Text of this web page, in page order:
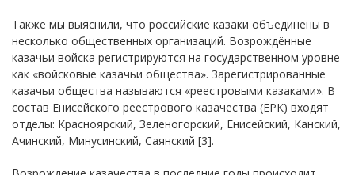
Также мы выяснили, что российские казаки объединены в
несколько общественных организаций. Возрождённые
казачьи войска регистрируются на государственном уровне
как «войсковые казачьи общества». Зарегистрированные
казачьи общества называются «реестровыми казаками». В
состав Енисейского реестрового казачества (ЕРК) входят
отделы: Красноярский, Зеленогорский, Енисейский, Канский,
Ачинский, Минусинский, Саянский [3].